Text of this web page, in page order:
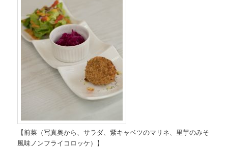
【前菜（写真奥から、サラダ、紫キャベツのマリネ、里芋のみそ
風味ノンフライコロッケ）】